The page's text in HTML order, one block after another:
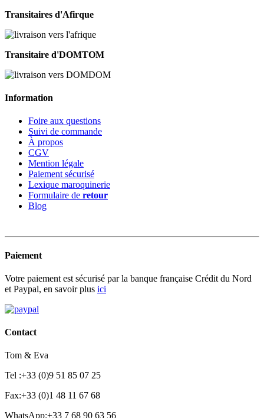
Transitaires d'Afirque
Transitaire d'DOMTOM
Information
Foire aux questions
Suivi de commande
À propos
CGV
Mention légale
Paiement sécurisé
Lexique maroquinerie
Formulaire de retour
Blog
Paiement
Votre paiement est sécurisé par la banque française Crédit du Nord
et Paypal, en savoir plus ici
Contact
Tom & Eva
Tel :+33 (0)9 51 85 07 25
Fax:+33 (0)1 48 11 67 68
WhatsApp:+33 7 68 90 63 56